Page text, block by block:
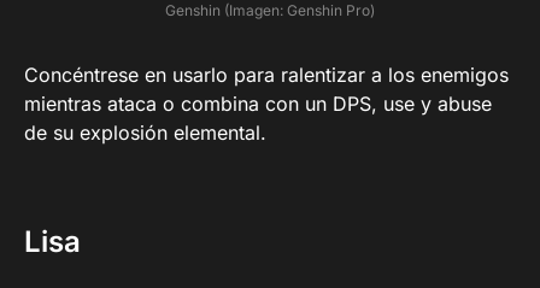
Genshin (Imagen: Genshin Pro)
Concéntrese en usarlo para ralentizar a los enemigos
mientras ataca o combina con un DPS, use y abuse
de su explosión elemental.
Lisa